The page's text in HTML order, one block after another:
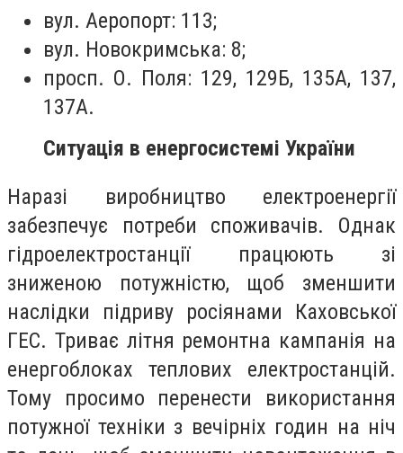
вул. Аеропорт: 113;
вул. Новокримська: 8;
просп. О. Поля: 129, 129Б, 135А, 137,
137А.
​​Ситуація в енергосистемі України
Наразі виробництво електроенергії
забезпечує потреби споживачів. Однак
гідроелектростанції працюють зі
зниженою потужністю, щоб зменшити
наслідки підриву росіянами Каховської
ГЕС. Триває літня ремонтна кампанія на
енергоблоках теплових електростанцій.
Тому просимо перенести використання
потужної техніки з вечірніх годин на ніч